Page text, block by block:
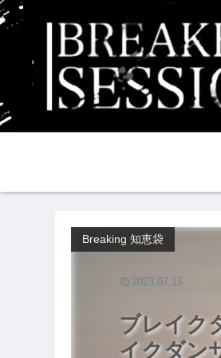
ブレイク
イクダン
Breaking 知恵袋
2023.07.15